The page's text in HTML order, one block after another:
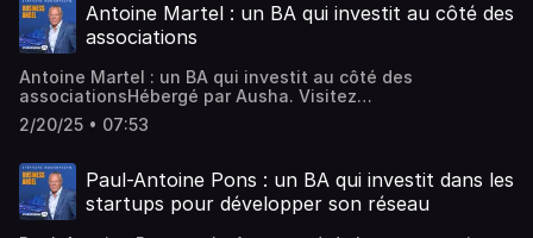
Antoine Martel : un BA qui investit au côté des
associations
Antoine Martel : un BA qui investit au côté des
associationsHébergé par Ausha. Visitez
ausha.co/politique-de-confidentialite pour plus
d'informations.
2/20/25 • 07:53
Paul-Antoine Pons : un BA qui investit dans les
startups pour développer son réseau